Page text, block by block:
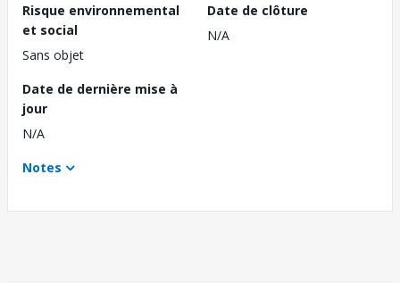
Risque environnemental
et social
Sans objet
Date de clôture
N/A
Date de dernière mise à
jour
N/A
Notes